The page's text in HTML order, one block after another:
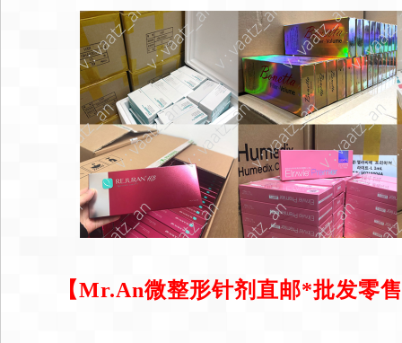
【Mr.An微整形针剂直邮*批发零